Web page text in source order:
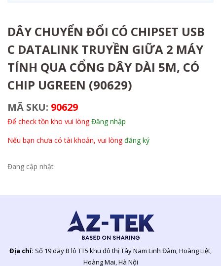
DÂY CHUYỂN ĐỔI CÓ CHIPSET USB
C DATALINK TRUYỀN GIỮA 2 MÁY
TÍNH QUA CỔNG DÂY DÀI 5M, CÓ
CHIP UGREEN (90629)
MÃ SKU: 90629
Để check tồn kho vui lòngĐăng nhập
Nếu bạn chưa có tài khoản, vui lòngđăng ký
Đang cập nhật
Địa chỉ: Số 19 dãy B lô TT5 khu đô thị Tây Nam Linh Đàm, Hoàng Liệt,
Hoàng Mai, Hà Nội